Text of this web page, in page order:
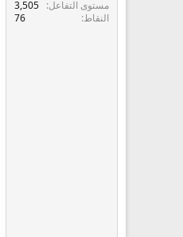
و
ع
ء
مستوى التفاعل
3,505
النقاط
76